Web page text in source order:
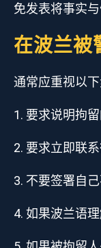
免发表将事实
在波兰被
通常应重视以下
要求说明拘
要求立即联系
不要签署自己
如果波兰语